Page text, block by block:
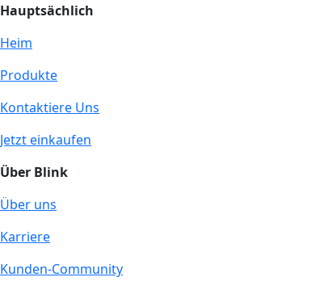
Hauptsächlich
Heim
Produkte
Kontaktiere Uns
Jetzt einkaufen
Über Blink
Über uns
Karriere
Kunden-Community